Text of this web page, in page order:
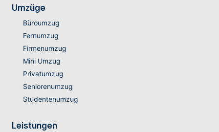
Umzüge
Büroumzug
Fernumzug
Firmenumzug
Mini Umzug
Privatumzug
Seniorenumzug
Studentenumzug
Leistungen